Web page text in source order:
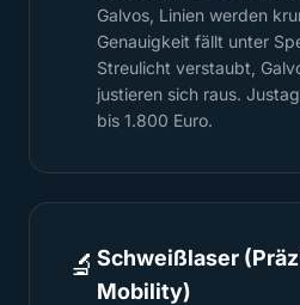
Galvos, Linien werden
Genauigkeit fällt unter
Streulicht verstaubt,
justieren sich raus.
bis 1.800 Euro.
🔬 Schweißlaser
Mobility)